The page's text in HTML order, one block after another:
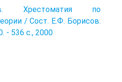
Хрестоматия по
/ Сост. Е.Ф. Борисов.
- 536 с., 2000